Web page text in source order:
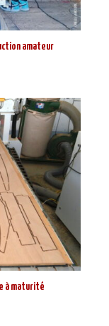
amateur
à maturité